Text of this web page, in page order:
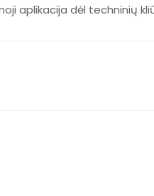
aplikacija dėl techninių